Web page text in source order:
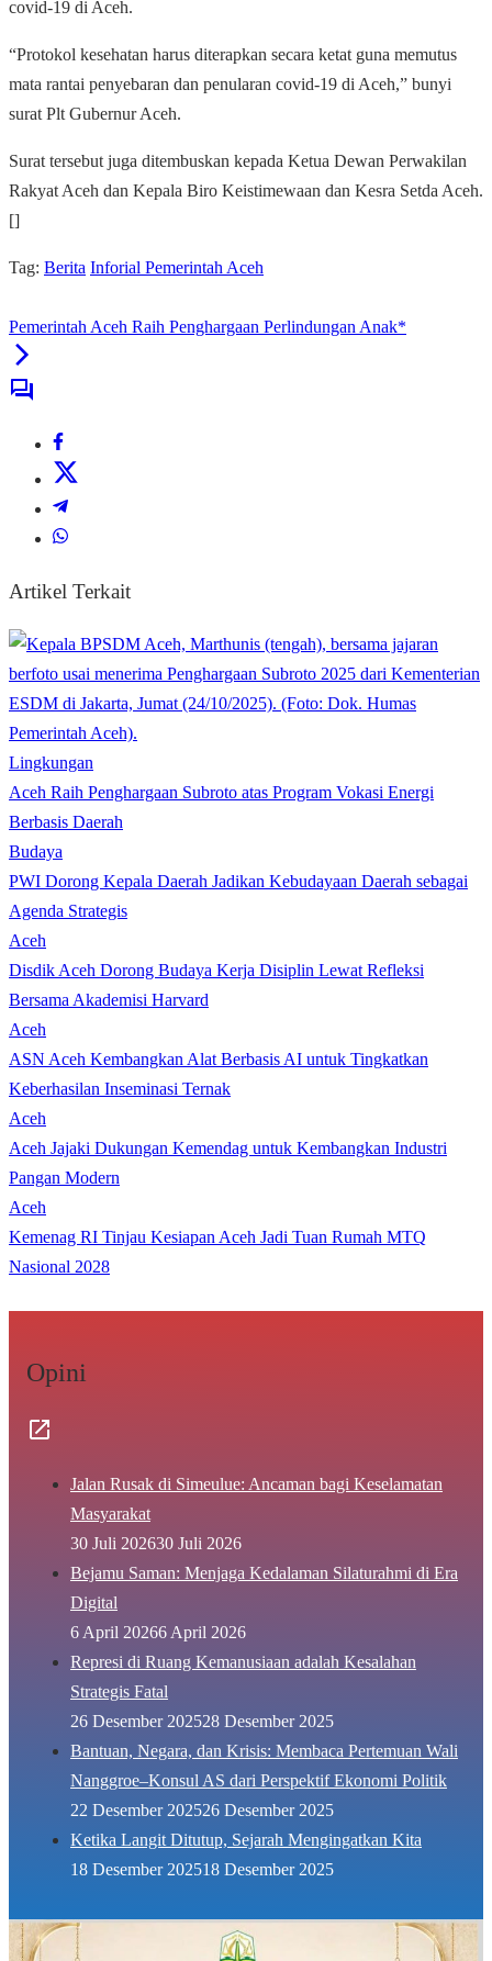
covid-19 di Aceh.
“Protokol kesehatan harus diterapkan secara ketat guna memutus
mata rantai penyebaran dan penularan covid-19 di Aceh,” bunyi
surat Plt Gubernur Aceh.
Surat tersebut juga ditembuskan kepada Ketua Dewan Perwakilan
Rakyat Aceh dan Kepala Biro Keistimewaan dan Kesra Setda Aceh.
[]
Tag: Berita Inforial Pemerintah Aceh
Pemerintah Aceh Raih Penghargaan Perlindungan Anak*
Artikel Terkait
Lingkungan
Aceh Raih Penghargaan Subroto atas Program Vokasi Energi
Berbasis Daerah
Budaya
PWI Dorong Kepala Daerah Jadikan Kebudayaan Daerah sebagai
Agenda Strategis
Aceh
Disdik Aceh Dorong Budaya Kerja Disiplin Lewat Refleksi
Bersama Akademisi Harvard
Aceh
ASN Aceh Kembangkan Alat Berbasis AI untuk Tingkatkan
Keberhasilan Inseminasi Ternak
Aceh
Aceh Jajaki Dukungan Kemendag untuk Kembangkan Industri
Pangan Modern
Aceh
Kemenag RI Tinjau Kesiapan Aceh Jadi Tuan Rumah MTQ
Nasional 2028
Opini
Jalan Rusak di Simeulue: Ancaman bagi Keselamatan
Masyarakat
30 Juli 202630 Juli 2026
Bejamu Saman: Menjaga Kedalaman Silaturahmi di Era
Digital
6 April 20266 April 2026
Represi di Ruang Kemanusiaan adalah Kesalahan
Strategis Fatal
26 Desember 202528 Desember 2025
Bantuan, Negara, dan Krisis: Membaca Pertemuan Wali
Nanggroe–Konsul AS dari Perspektif Ekonomi Politik
22 Desember 202526 Desember 2025
Ketika Langit Ditutup, Sejarah Mengingatkan Kita
18 Desember 202518 Desember 2025